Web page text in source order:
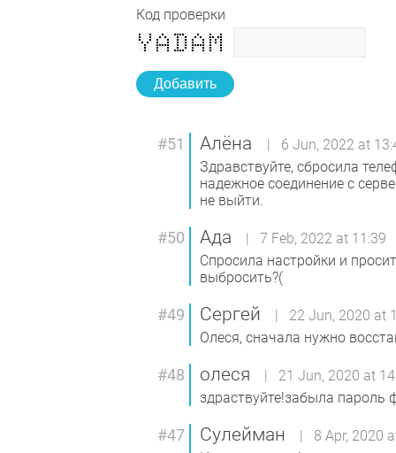
Код проверки
Добавить
#51 Алёна
| 6 Jun, 2022 at
Здравствуйте, сбросила
надежное соединение с
не выйти.
#50 Ада
| 7 Feb, 2022 at 11:39
Спросила настройки и
выбросить?(
#49 Сергей
| 22 Jun, 2020 at
Олеся, сначала нужно
#48 олеся
| 21 Jun, 2020 at
здраствуйте!забыла пароль
#47 Сулейман
| 8 Apr, 2020